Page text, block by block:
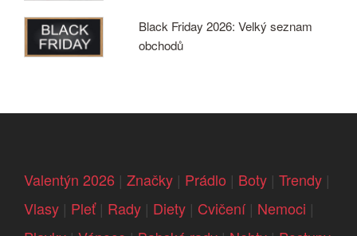
Black Friday 2026: Velký seznam
obchodů
Valentýn 2026 | Značky | Prádlo | Boty | Trendy |
Vlasy | Pleť| Rady | Diety | Cvičení| Nemoci |